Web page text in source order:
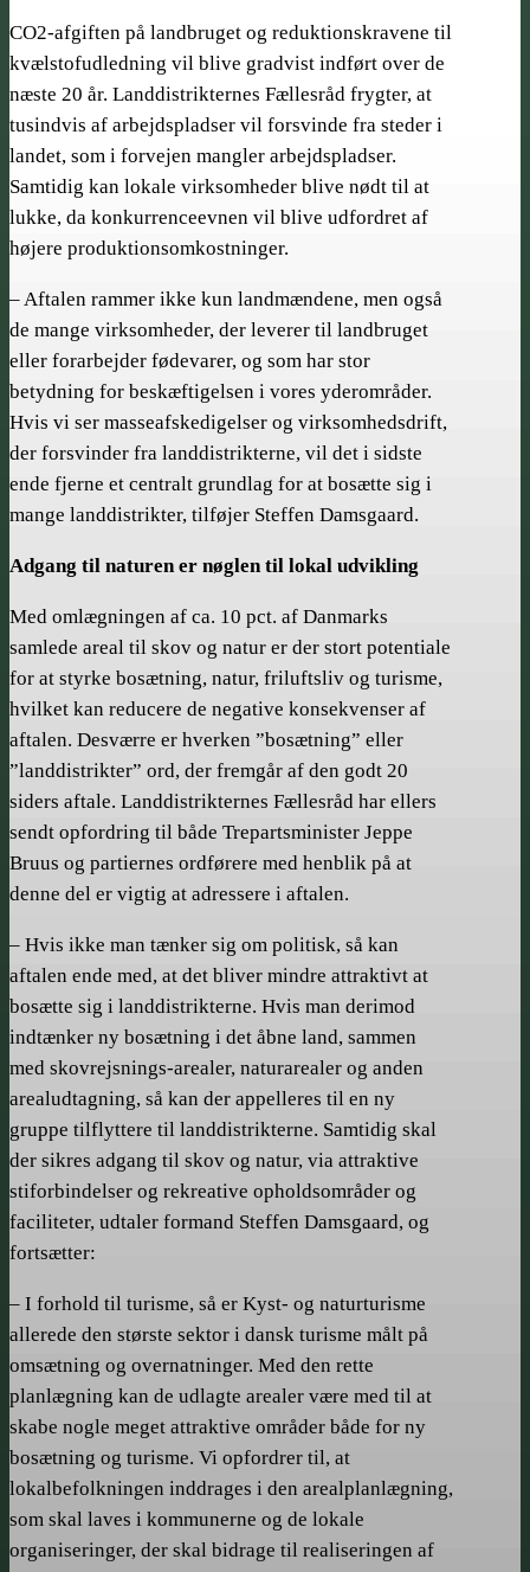
CO2-afgiften på landbruget og reduktionskravene til
kvælstofudledning vil blive gradvist indført over de
næste 20 år. Landdistrikternes Fællesråd frygter, at
tusindvis af arbejdspladser vil forsvinde fra steder i
landet, som i forvejen mangler arbejdspladser.
Samtidig kan lokale virksomheder blive nødt til at
lukke, da konkurrenceevnen vil blive udfordret af
højere produktionsomkostninger.
– Aftalen rammer ikke kun landmændene, men også
de mange virksomheder, der leverer til landbruget
eller forarbejder fødevarer, og som har stor
betydning for beskæftigelsen i vores yderområder.
Hvis vi ser masseafskedigelser og virksomhedsdrift,
der forsvinder fra landdistrikterne, vil det i sidste
ende fjerne et centralt grundlag for at bosætte sig i
mange landdistrikter, tilføjer Steffen Damsgaard.
Adgang til naturen er nøglen til lokal udvikling
Med omlægningen af ca. 10 pct. af Danmarks
samlede areal til skov og natur er der stort potentiale
for at styrke bosætning, natur, friluftsliv og turisme,
hvilket kan reducere de negative konsekvenser af
aftalen. Desværre er hverken ”bosætning” eller
”landdistrikter” ord, der fremgår af den godt 20
siders aftale. Landdistrikternes Fællesråd har ellers
sendt opfordring til både Trepartsminister Jeppe
Bruus og partiernes ordførere med henblik på at
denne del er vigtig at adressere i aftalen.
– Hvis ikke man tænker sig om politisk, så kan
aftalen ende med, at det bliver mindre attraktivt at
bosætte sig i landdistrikterne. Hvis man derimod
indtænker ny bosætning i det åbne land, sammen
med skovrejsnings-arealer, naturarealer og anden
arealudtagning, så kan der appelleres til en ny
gruppe tilflyttere til landdistrikterne. Samtidig skal
der sikres adgang til skov og natur, via attraktive
stiforbindelser og rekreative opholdsområder og
faciliteter, udtaler formand Steffen Damsgaard, og
fortsætter:
– I forhold til turisme, så er Kyst- og naturturisme
allerede den største sektor i dansk turisme målt på
omsætning og overnatninger. Med den rette
planlægning kan de udlagte arealer være med til at
skabe nogle meget attraktive områder både for ny
bosætning og turisme. Vi opfordrer til, at
lokalbefolkningen inddrages i den arealplanlægning,
som skal laves i kommunerne og de lokale
organiseringer, der skal bidrage til realiseringen af